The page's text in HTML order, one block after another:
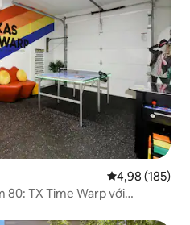
Xếp hạng
4,98 (185)
80: TX Time Warp với